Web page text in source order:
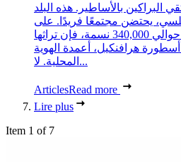
البراكين بالأساطير. هذه البلد
يحتضن مجتمعًا فريدًا. على
الرغم من عدد سكانها الذي يبلغ حوالي 340,000 نسمة، فإن تراثها
هرافنكيل، أعمدة الهوية
المحلية. لا...
ArticlesRead more
Lire plus
Item 1 of 7